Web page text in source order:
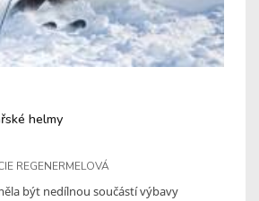
helmy
REGENERMELOVÁ
být nedílnou součástí výbavy